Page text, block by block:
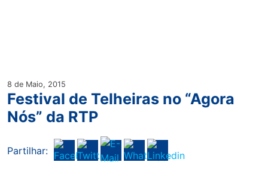
8 de Maio, 2015
Festival de Telheiras no “Agora
Nós” da RTP
Partilhar: